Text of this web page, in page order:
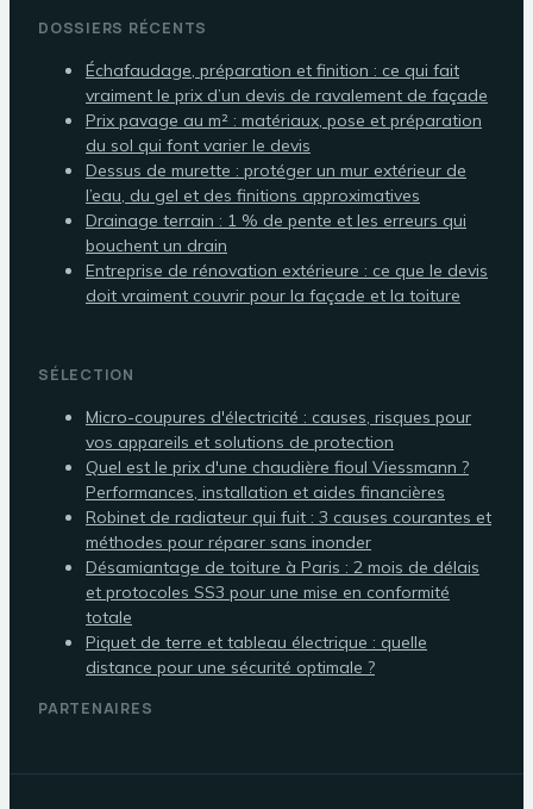
DOSSIERS RÉCENTS
Échafaudage, préparation et finition : ce qui fait
vraiment le prix d’un devis de ravalement de façade
Prix pavage au m² : matériaux, pose et préparation
du sol qui font varier le devis
Dessus de murette : protéger un mur extérieur de
l’eau, du gel et des finitions approximatives
Drainage terrain : 1 % de pente et les erreurs qui
bouchent un drain
Entreprise de rénovation extérieure : ce que le devis
doit vraiment couvrir pour la façade et la toiture
SÉLECTION
Micro-coupures d'électricité : causes, risques pour
vos appareils et solutions de protection
Quel est le prix d'une chaudière fioul Viessmann ?
Performances, installation et aides financières
Robinet de radiateur qui fuit : 3 causes courantes et
méthodes pour réparer sans inonder
Désamiantage de toiture à Paris : 2 mois de délais
et protocoles SS3 pour une mise en conformité
totale
Piquet de terre et tableau électrique : quelle
distance pour une sécurité optimale ?
PARTENAIRES